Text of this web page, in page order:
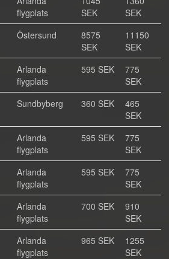
flygplats
SEK
SEK
Östersund
8575
SEK
11150
SEK
Arlanda
flygplats
595 SEK
775
SEK
Sundbyberg 360 SEK
465
SEK
Arlanda
flygplats
595 SEK
775
SEK
Arlanda
flygplats
595 SEK
775
SEK
Arlanda
flygplats
700 SEK
910
SEK
Arlanda
flygplats
965 SEK
1255
SEK